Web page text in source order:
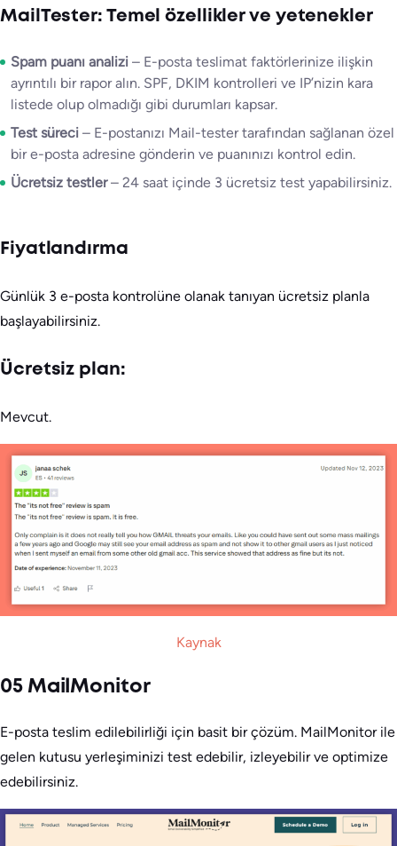
MailTester: Temel özellikler ve yetenekler
Spam puanı analizi – E-posta teslimat faktörlerinize ilişkin
ayrıntılı bir rapor alın. SPF, DKIM kontrolleri ve IP’nizin kara
listede olup olmadığı gibi durumları kapsar.
Test süreci – E-postanızı Mail-tester tarafından sağlanan özel
bir e-posta adresine gönderin ve puanınızı kontrol edin.
Ücretsiz testler– 24 saat içinde 3 ücretsiz test yapabilirsiniz.
Fiyatlandırma
Günlük 3 e-posta kontrolüne olanak tanıyan ücretsiz planla
başlayabilirsiniz.
Ücretsiz plan:
Mevcut.
Kaynak
05 MailMonitor
E-posta teslim edilebilirliği için basit bir çözüm. MailMonitor ile
gelen kutusu yerleşiminizi test edebilir, izleyebilir ve optimize
edebilirsiniz.